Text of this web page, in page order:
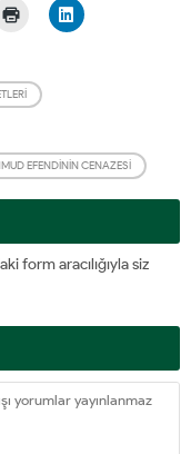
EFENDININ CENAZESI
form aracılığıyla siz